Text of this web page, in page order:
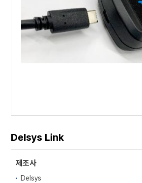
Delsys Link
제조사
Delsys